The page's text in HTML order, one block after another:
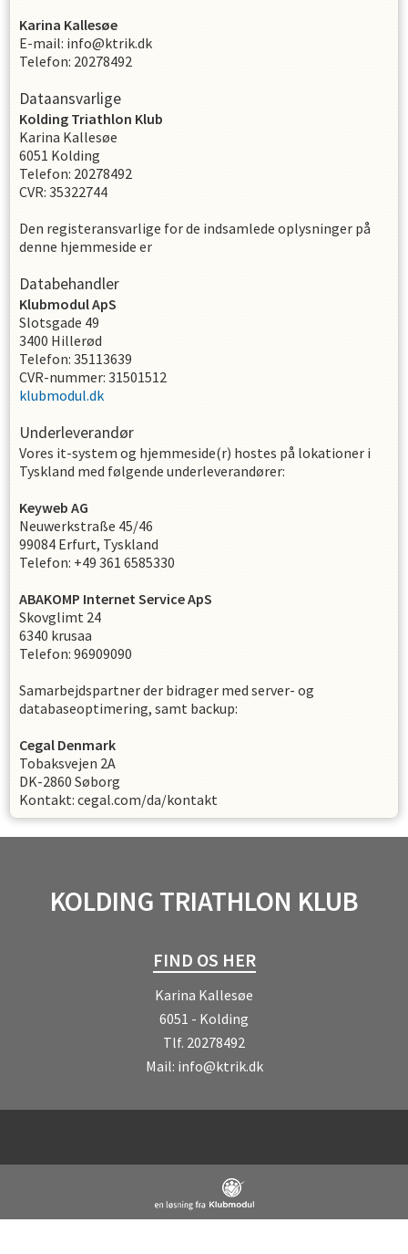
Karina Kallesøe
E-mail: info@ktrik.dk
Telefon: 20278492
Dataansvarlige
Kolding Triathlon Klub
Karina Kallesøe
6051 Kolding
Telefon: 20278492
CVR: 35322744
Den registeransvarlige for de indsamlede oplysninger på
denne hjemmeside er
Databehandler
Klubmodul ApS
Slotsgade 49
3400 Hillerød
Telefon: 35113639
CVR-nummer: 31501512
klubmodul.dk
Underleverandør
Vores it-system og hjemmeside(r) hostes på lokationer i
Tyskland med følgende underleverandører:
Keyweb AG
Neuwerkstraße 45/46
99084 Erfurt, Tyskland
Telefon: +49 361 6585330
ABAKOMP Internet Service ApS
Skovglimt 24
6340 krusaa
Telefon: 96909090
Samarbejdspartner der bidrager med server- og
databaseoptimering, samt backup:
Cegal Denmark
Tobaksvejen 2A
DK-2860 Søborg
Kontakt: cegal.com/da/kontakt
KOLDING TRIATHLON KLUB
FIND OS HER
Karina Kallesøe
6051 - Kolding
Tlf. 20278492
Mail: info@ktrik.dk